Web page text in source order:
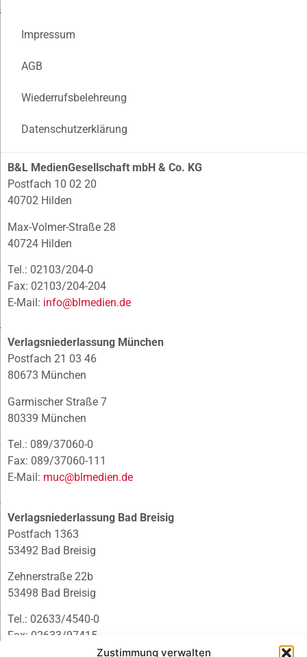
Zustimmung verwalten
Impressum
AGB
Wiederrufsbelehreung
Datenschutzerklärung
B&L MedienGesellschaft mbH & Co. KG
Postfach 10 02 20
40702 Hilden
Max-Volmer-Straße 28
40724 Hilden
Tel.: 02103/204-0
Fax: 02103/204-204
E-Mail: info@blmedien.de
Verlagsniederlassung München
Postfach 21 03 46
80673 München
Garmischer Straße 7
80339 München
Tel.: 089/37060-0
Fax: 089/37060-111
E-Mail: muc@blmedien.de
Verlagsniederlassung Bad Breisig
Postfach 1363
53492 Bad Breisig
Zehnerstraße 22b
53498 Bad Breisig
Tel.: 02633/4540-0
Fax: 02633/97415
infobb@blmedien.de